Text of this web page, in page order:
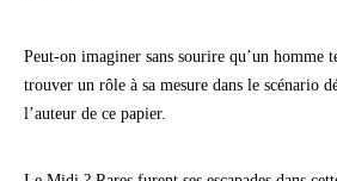
Peut-on imaginer sans sourire qu’un homme
trouver un rôle à sa mesure dans le scénario
l’auteur de ce papier.